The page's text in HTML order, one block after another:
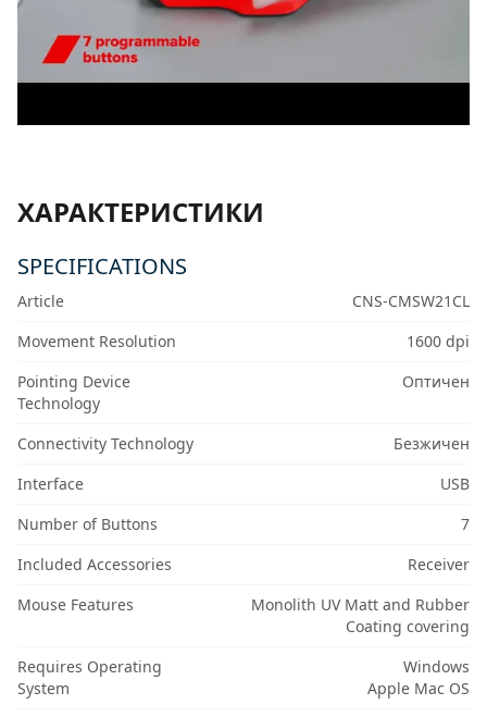
ХАРАКТЕРИСТИКИ
SPECIFICATIONS
Article
CNS-CMSW21CL
Movement Resolution
1600 dpi
Pointing Device
Technology
Оптичен
Connectivity Technology
Безжичен
Interface
USB
Number of Buttons
7
Included Accessories
Receiver
Mouse Features
Monolith UV Matt and Rubber
Coating covering
Requires Operating
System
Windows
Apple Mac OS